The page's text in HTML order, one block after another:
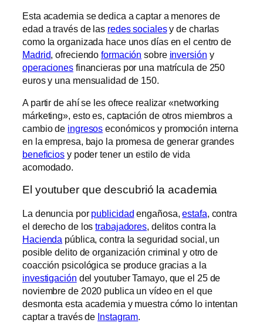
Esta academia se dedica a captar a menores de
edad a través de las redes socialesy de charlas
como la organizada hace unos días en el centro de
Madrid , ofreciendoformación sobre inversión y
operacionesfinancieras por una matrícula de 250
euros y una mensualidad de 150.
A partir de ahí se les ofrece realizar «networking
márketing», esto es, captación de otros miembros a
cambio de ingresos económicos y promoción interna
en la empresa, bajo la promesa de generar grandes
beneficios y poder tener un estilo de vida
acomodado.
El youtuber que descubrió la academia
La denuncia por publicidad engañosa,estafa, contra
el derecho de lostrabajadores, delitos contra la
Hacienda pública, contra la seguridad social, un
posible delito de organización criminal y otro de
coacción psicológica se produce gracias a la
investigación del youtuber Tamayo, que el 25 de
noviembre de 2020 publica un vídeo en el que
desmonta esta academia y muestra cómo lo intentan
captar a través de Instagram.